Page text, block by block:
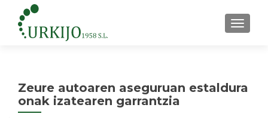
Zeure autoaren aseguruan estaldura
onak izatearen garrantzia